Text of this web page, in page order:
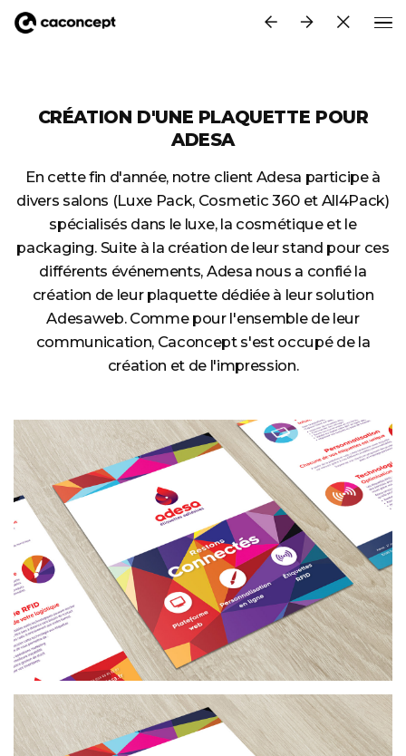
CRÉATION D'UNE PLAQUETTE POUR
ADESA
En cette fin d'année, notre client Adesa participe à
divers salons (Luxe Pack, Cosmetic 360 et All4Pack)
spécialisés dans le luxe, la cosmétique et le
packaging. Suite à la création de leur stand pour ces
différents événements, Adesa nous a confié la
création de leur plaquette dédiée à leur solution
Adesaweb. Comme pour l'ensemble de leur
communication, Caconcept s'est occupé de la
création et de l'impression.